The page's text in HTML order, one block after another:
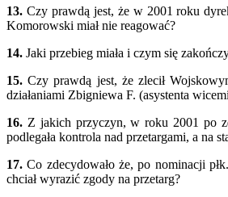
13. Czy prawdą jest, że w 2001 roku
Komorowski miał nie reagować?
14. Jaki przebieg miała i czym się
15. Czy prawdą jest, że zlecił
działaniami Zbigniewa F. (asystenta
16. Z jakich przyczyn, w roku 2001 po
podlegała kontrola nad przetargami, a na
17. Co zdecydowało że, po nominacji
chciał wyrazić zgody na przetarg?